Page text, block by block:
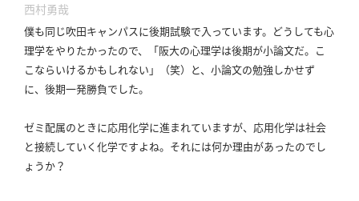
特
商
取
引
に
基
西村勇哉
僕も同じ吹田キャンパスに後期試験で入っています。 どうしても心
理学をやりたかったので、「阪大の心理学は後期が小論文だ。 こ
こならいけるかもしれない」（笑）と、小論文の勉強しかせず
に、後期一発勝負でした。
ゼミ配属のときに応用化学に進まれていますが、応用化学は社会
と接続していく化学ですよね。 それには何か理由があったのでし
ょうか？